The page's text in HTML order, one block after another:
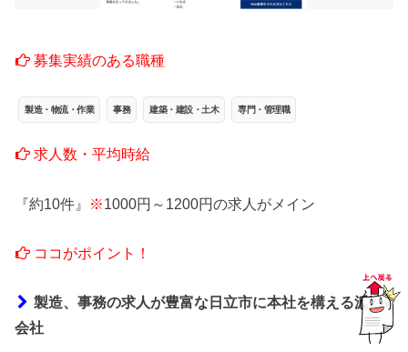
募集実績のある職種
製造・物流・作業 事務 建築・建設・土木 専門・管理職
求人数・平均時給
『約10件』 ※1000円～1200円の求人がメイン
ココがポイント！
製造、事務の求人が豊富な日立市に本社を構える派遣
会社